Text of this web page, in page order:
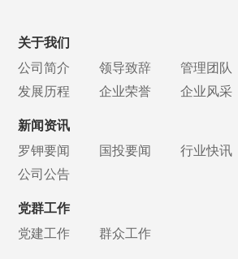
关于我们
公司简介
领导致辞 管理团队
发展历程
企业荣誉 企业风采
新闻资讯
罗钾要闻
国投要闻 行业快讯
公司公告
党群工作
党建工作
群众工作